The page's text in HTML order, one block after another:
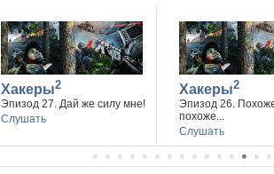
Хакеры2
Эпизод 27. Дай же силу мне!
Слушать
Хакеры2
Эпизод 26.
похоже...
Слушать